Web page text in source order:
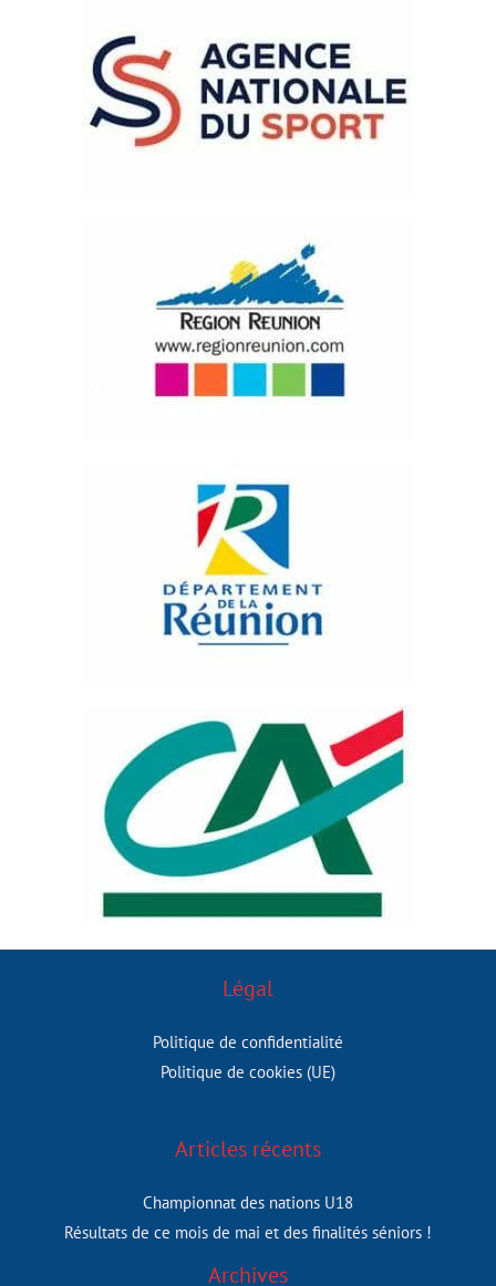
Légal
Politique de confidentialité
Politique de cookies (UE)
Articles récents
Championnat des nations U18
Résultats de ce mois de mai et des finalités séniors !
Archives